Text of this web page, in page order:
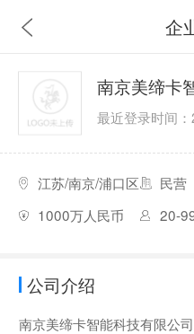
企
南京美缔卡
最近登录时间
江苏/南京/浦口区 民营
1000万人民币
20-
公司介绍
南京美缔卡智能科技有限公